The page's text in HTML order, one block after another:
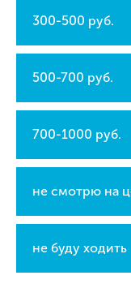
300-500 руб.
500-700 руб.
700-1000 руб.
не смотрю на
не буду ходить